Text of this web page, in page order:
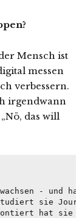
Mensch ist
messen
verbessern.
irgendwann
das will
- und
sie
hat sie